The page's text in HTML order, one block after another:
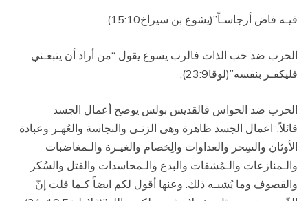
فيـه فاض أرجاسـاً”(يشوع بن سيراخ15:10).
الحرب ضد حب الذات فالرب يسوع يقول “من أراد أن يتبعـني
فليكفـر بنفسه”(لوقا23:9).
الحرب ضد الحواس فالقديس بولس يوضح أعمال الجسد
قائلاً:”اعمال الجسد ظاهرة وهى الزنـى والنجاسة والعُهـر وعبادة
الأوثان والسِحر والعداوات والِخصام والغيـرة والـمغاضبات
والـمنازعات والـمُشقات والبدع والـمحاسدات والقتل والسُكر
والقصوف وما يُشبـه ذلك. وعنها أقول لكم ايضاً كـما قلت إنّ